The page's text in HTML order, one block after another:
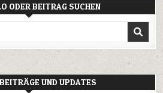
ODER BEITRAG SUCHEN
UND UPDATES